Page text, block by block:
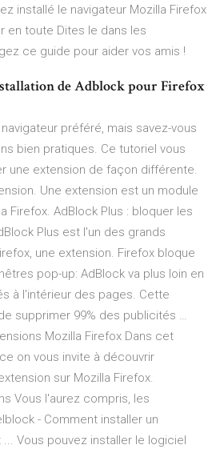
installé le navigateur Mozilla Firefox
en toute Dites le dans les
ce guide pour aider vos amis !
de Adblock pour Firefox
préféré, mais savez-vous
bien pratiques. Ce tutoriel vous
une extension de façon différente.
Une extension est un module
Firefox. AdBlock Plus : bloquer les
Plus est l'un des grands
une extension. Firefox bloque
pop-up: AdBlock va plus loin en
à l'intérieur des pages. Cette
supprimer 99% des publicités …
Mozilla Firefox Dans cet
on vous invite à découvrir
sur Mozilla Firefox.
Vous l'aurez compris, les
- Comment installer un
Vous pouvez installer le logiciel